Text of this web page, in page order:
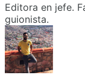
Editora en jefe.
guionista.